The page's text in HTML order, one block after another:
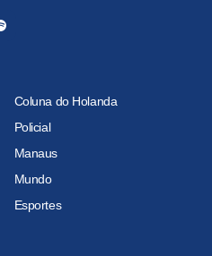
Coluna do Holanda
Policial
Manaus
Mundo
Esportes